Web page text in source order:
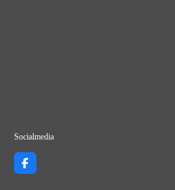
Socialmedia
F
a